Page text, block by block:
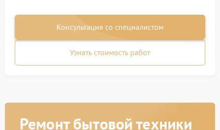
Консультация со специалистом
Узнать стоимость работ
Ремонт бытовой техники